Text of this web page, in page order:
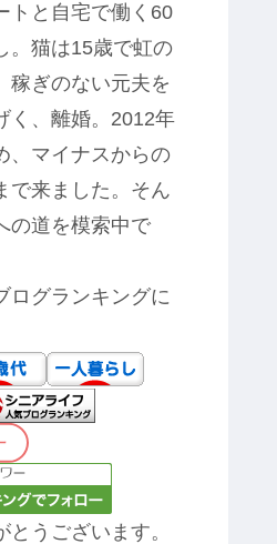
トと自宅で働く60
。猫は15歳で虹の
稼ぎのない元夫を
く、離婚。2012年
、マイナスからの
で来ました。そん
の道を模索中で
ログランキングに
うございます。